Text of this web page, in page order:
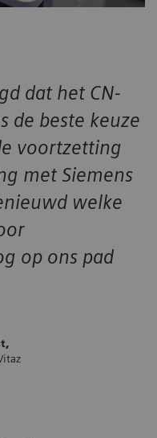
dat het CN-
de beste keuze
voortzetting
met Siemens
welke
op ons pad